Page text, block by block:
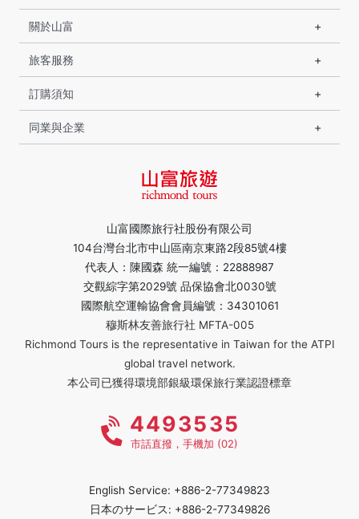
山富國際旅行社股份有限公司
104台灣台北市中山區南京東路2段85號4樓
代表人：陳國森 統一編號：22888987
交觀綜字第2029號 品保協會北0030號
國際航空運輸協會會員編號：34301061
穆斯林友善旅行社 MFTA-005
Richmond Tours is the representative in Taiwan for the ATPI
global travel network.
本公司已獲得環境部銀級環保旅行業認證標章
關於山富
旅客服務
訂購須知
同業與企業
4493535
市話直撥，手機加 (02)
English Service: +886-2-77349823
日本のサービス: +886-2-77349826